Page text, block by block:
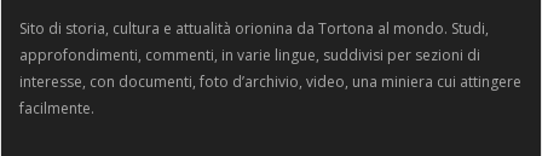
Sito di storia, cultura e attualità orionina da Tortona al mondo. Studi,
approfondimenti, commenti, in varie lingue, suddivisi per sezioni di
interesse, con documenti, foto d’archivio, video, una miniera cui attingere
facilmente.